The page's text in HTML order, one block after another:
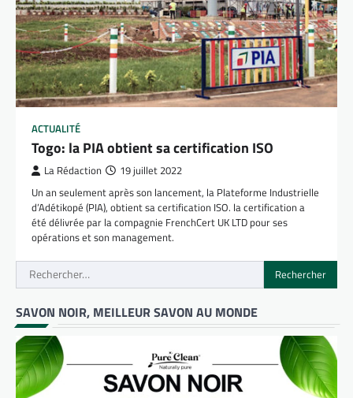
ACTUALITÉ
Togo: la PIA obtient sa certification ISO
La Rédaction 19 juillet 2022
Un an seulement après son lancement, la Plateforme Industrielle
d’Adétikopé (PIA), obtient sa certification ISO. la certification a
été délivrée par la compagnie FrenchCert UK LTD pour ses
opérations et son management.
Rechercher :
SAVON NOIR, MEILLEUR SAVON AU MONDE